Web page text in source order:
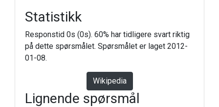
Statistikk
Responstid 0s (0s). 60% har tidligere svart riktig
på dette spørsmålet. Spørsmålet er laget 2012-
01-08.
Wikipedia
Lignende spørsmål